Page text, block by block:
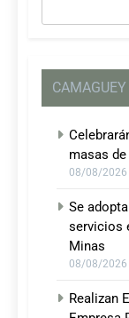
CAMAGUEY
masas
08/08/2026
Se
servicios
Minas
08/08/2026
Realizan